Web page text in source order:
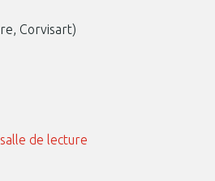
Corvisart)
de lecture